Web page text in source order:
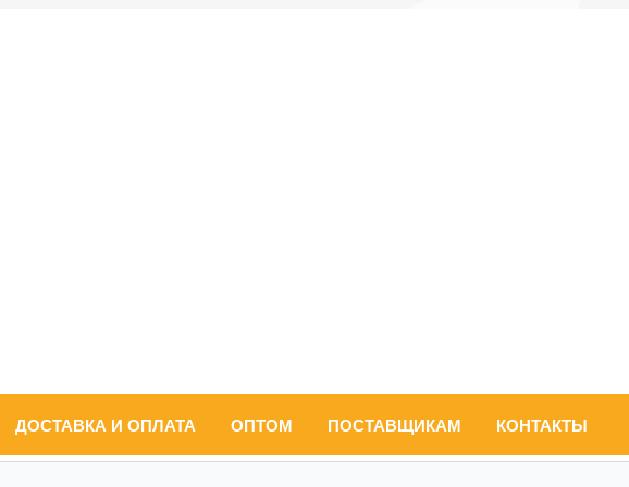
ДОСТАВКА И ОПЛАТА ОПТОМ ПОСТАВЩИКАМ КОНТАКТЫ